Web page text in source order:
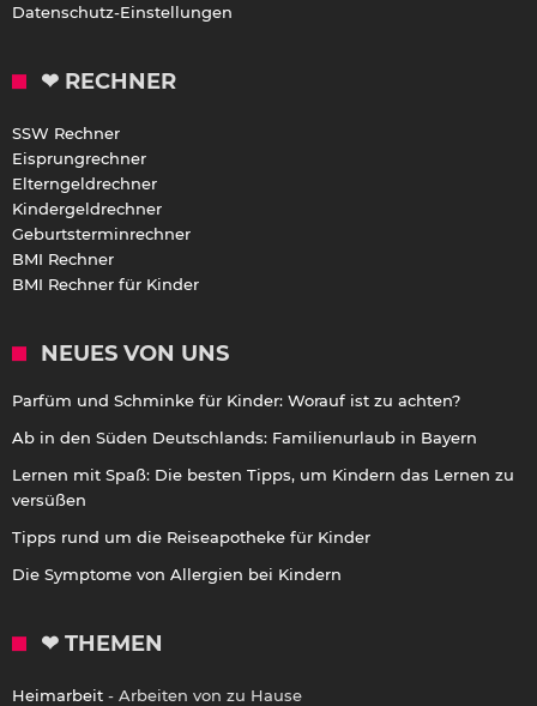
Datenschutz-Einstellungen
❤ RECHNER
SSW Rechner
Eisprungrechner
Elterngeldrechner
Kindergeldrechner
Geburtsterminrechner
BMI Rechner
BMI Rechner für Kinder
NEUES VON UNS
Parfüm und Schminke für Kinder: Worauf ist zu achten?
Ab in den Süden Deutschlands: Familienurlaub in Bayern
Lernen mit Spaß: Die besten Tipps, um Kindern das Lernen zu
versüßen
Tipps rund um die Reiseapotheke für Kinder
Die Symptome von Allergien bei Kindern
❤ THEMEN
Heimarbeit - Arbeiten von zu Hause